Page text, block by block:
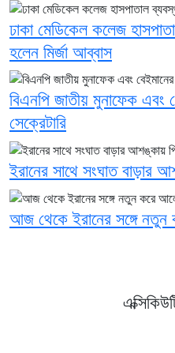
ঢাকা মেডিকেল কলেজ
হলেন মির্জা আব্বাস
বিএনপি জাতীয় মুনাফেক এবং
সেক্রেটারি
ইরানের সাথে সংঘাত বাড়ার
আজ থেকে ইরানের সঙ্গে নতুন